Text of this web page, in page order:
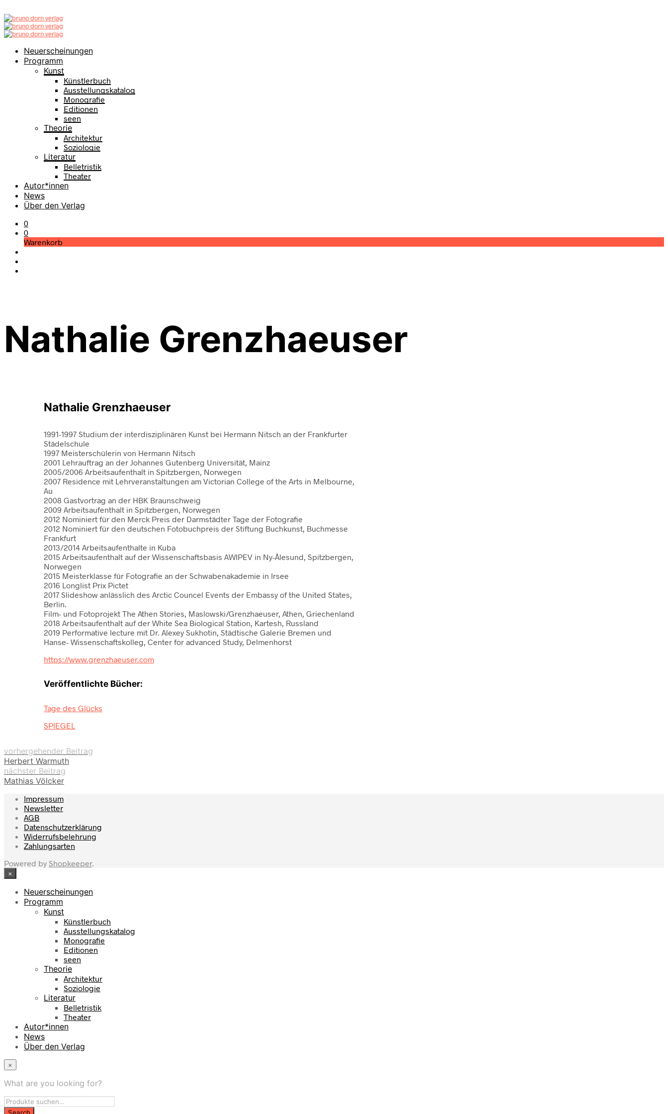
Neuerscheinungen
Programm
Kunst
Künstlerbuch
Ausstellungskatalog
Monografie
Editionen
seen
Theorie
Architektur
Soziologie
Literatur
Belletristik
Theater
Autor*innen
News
Über den Verlag
0
0
Warenkorb
Nathalie Grenzhaeuser
Nathalie Grenzhaeuser
1991-1997 Studium der interdisziplinären Kunst bei Hermann Nitsch an der Frankfurter
Städelschule
1997 Meisterschülerin von Hermann Nitsch
2001 Lehrauftrag an der Johannes Gutenberg Universität, Mainz
2005/2006 Arbeitsaufenthalt in Spitzbergen, Norwegen
2007 Residence mit Lehrveranstaltungen am Victorian College of the Arts in Melbourne,
Au
2008 Gastvortrag an der HBK Braunschweig
2009 Arbeitsaufenthalt in Spitzbergen, Norwegen
2012 Nominiert für den Merck Preis der Darmstädter Tage der Fotografie
2012 Nominiert für den deutschen Fotobuchpreis der Stiftung Buchkunst, Buchmesse
Frankfurt
2013/2014 Arbeitsaufenthalte in Kuba
2015 Arbeitsaufenthalt auf der Wissenschaftsbasis AWIPEV in Ny-Ålesund, Spitzbergen,
Norwegen
2015 Meisterklasse für Fotografie an der Schwabenakademie in Irsee
2016 Longlist Prix Pictet
2017 Slideshow anlässlich des Arctic Councel Events der Embassy of the United States,
Berlin.
Film- und Fotoprojekt The Athen Stories, Maslowski/Grenzhaeuser, Athen, Griechenland
2018 Arbeitsaufenthalt auf der White Sea Biological Station, Kartesh, Russland
2019 Performative lecture mit Dr. Alexey Sukhotin, Städtische Galerie Bremen und
Hanse- Wissenschaftskolleg, Center for advanced Study, Delmenhorst
https://www.grenzhaeuser.com
Veröffentlichte Bücher:
Tage des Glücks
SPIEGEL
vorhergehender Beitrag
Herbert Warmuth
nächster Beitrag
Mathias Völcker
Impressum
Newsletter
AGB
Datenschutzerklärung
Widerrufsbelehrung
Zahlungsarten
Powered by Shopkeeper.
×
Neuerscheinungen
Programm
Kunst
Künstlerbuch
Ausstellungskatalog
Monografie
Editionen
seen
Theorie
Architektur
Soziologie
Literatur
Belletristik
Theater
Autor*innen
News
Über den Verlag
×
What are you looking for?